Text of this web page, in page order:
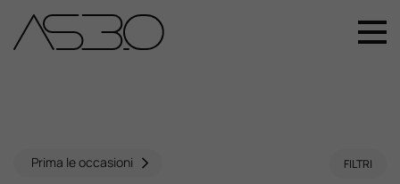
+39 049 899 4411
Prima le occasioni FILTRI